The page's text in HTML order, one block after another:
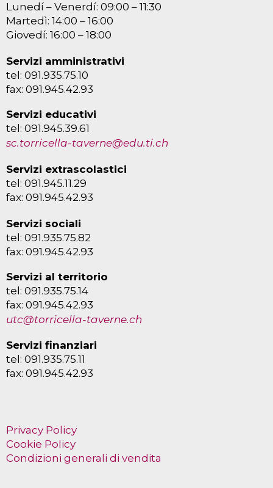
Lunedí – Venerdí: 09:00 – 11:30
Martedì: 14:00 – 16:00
Giovedí: 16:00 – 18:00
Servizi amministrativi
tel: 091.935.75.10
fax: 091.945.42.93
Servizi educativi
tel: 091.945.39.61
sc.torricella-taverne@edu.ti.ch
Servizi extrascolastici
tel: 091.945.11.29
fax: 091.945.42.93
Servizi sociali
tel: 091.935.75.82
fax: 091.945.42.93
Servizi al territorio
tel: 091.935.75.14
fax: 091.945.42.93
utc@torricella-taverne.ch
Servizi finanziari
tel: 091.935.75.11
fax: 091.945.42.93
Privacy Policy
Cookie Policy
Condizioni generali di vendita